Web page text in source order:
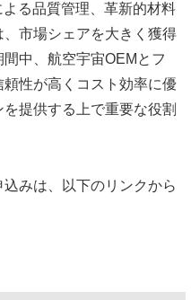
る品質管理、革新的材料
市場シェアを大きく獲得
中、航空宇宙OEMとフ
性が高くコスト効率に優
提供する上で重要な役割
みは、以下のリンクから